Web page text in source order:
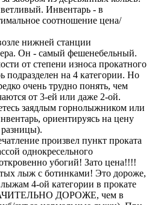
Инвентарь - в
соотношение цена/
нижней станции
Он - самый фешенебельный.
от степени износа прокатного
подразделен на 4 категории. Но
очень трудно понять, чем
от 3-ей или даже 2-ой.
заядлым горнолыжником или
ориентируясь на цену
разницы).
произвел пункт проката
однокресельного
убогий! Зато цена!!!!
лыж с ботинками! Это дороже,
4-ой категории в прокате
ДОРОЖЕ, чем в